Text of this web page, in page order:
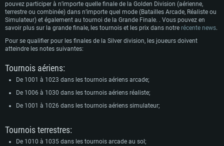
pouvez participer à n’importe quelle finale de la Golden Division (aérienne,
terrestre ou combinée) dans n’importe quel mode (Batailles Arcade, Réaliste ou
Simulateur) et également au tournoi de la Grande Finale. . Vous pouvez en
savoir plus sur la grande finale, les tournois et les prix dans notre récente news.
Pour se qualifier pour les finales de la Silver division, les joueurs doivent
atteindre les notes suivantes:
Tournois aériens:
De 1001 à 1023 dans les tournois aériens arcade;
De 1006 à 1030 dans les tournois aériens réaliste;
De 1001 à 1026 dans les tournois aériens simulateur;
Tournois terrestres:
De 1010 à 1035 dans les tournois arcade au sol;